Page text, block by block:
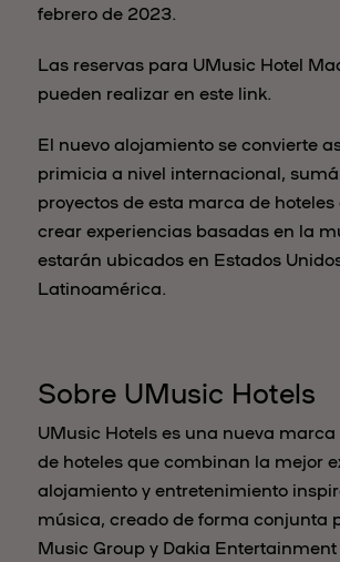
febrero de 2023.
Las reservas para UMusic Hotel
pueden realizar en este link.
El nuevo alojamiento se convierte
primicia a nivel internacional,
proyectos de esta marca de
crear experiencias basadas en la
estarán ubicados en Estados
Latinoamérica.
Sobre UMusic Hotels
UMusic Hotels es una nueva
de hoteles que combinan la mejor
alojamiento y entretenimiento
música, creado de forma conjunta
Music Group y Dakia